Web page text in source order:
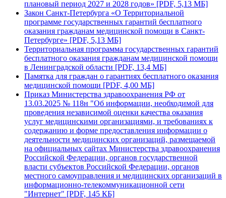
плановый период 2027 и 2028 годов» [PDF, 5,13 МБ]
Закон Санкт-Петербурга «О Территориальной
программе государственных гарантий бесплатного
оказания гражданам медицинской помощи в Санкт-
Петербурге» [PDF, 5,13 МБ]
Территориальная программа государственных гарантий
бесплатного оказания гражданам медицинской помощи
в Ленинградской области [PDF, 13,4 МБ]
Памятка для граждан о гарантиях бесплатного оказания
медицинской помощи [PDF, 4,00 МБ]
Приказ Министерства здравоохранения РФ от
13.03.2025 № 118н "Об информации, необходимой для
проведения независимой оценки качества оказания
услуг медицинскими организациями, и требованиях к
содержанию и форме предоставления информации о
деятельности медицинских организаций, размещаемой
на официальных сайтах Министерства здравоохранения
Российской Федерации, органов государственной
власти субъектов Российской Федерации, органов
местного самоуправления и медицинских организаций в
информационно-телекоммуникационной сети
"Интернет" [PDF, 145 КБ]